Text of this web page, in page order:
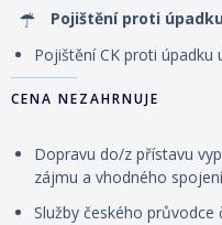
Pojištění proti
Pojištění CK proti úpadku
CENA NEZAHRNUJE
Dopravu do/z přístavu
zájmu a vhodného
Služby českého průvodce